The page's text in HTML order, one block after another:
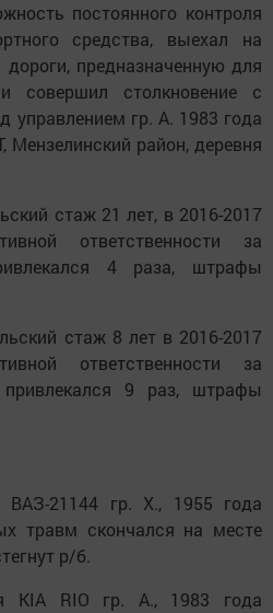
постоянного контроля
средства, выехал на
предназначенную для
совершил столкновение с
управлением гр. А. 1983 года
Мензелинский район, деревня
стаж 21 лет, в 2016-2017
ответственности за
4 раза, штрафы
стаж 8 лет в 2016-2017
ответственности за
9 раз, штрафы
ВАЗ-21144 гр. Х., 1955 года
травм скончался на месте
р/б.
KIA RIO гр. А., 1983 года